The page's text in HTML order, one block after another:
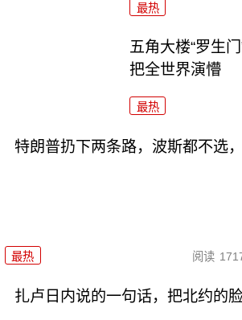
最热
五角大楼“罗生
把全世界演懵
最热
特朗普扔下两条路，波斯都不选
最热 阅读
扎卢日内说的一句话，把北约的